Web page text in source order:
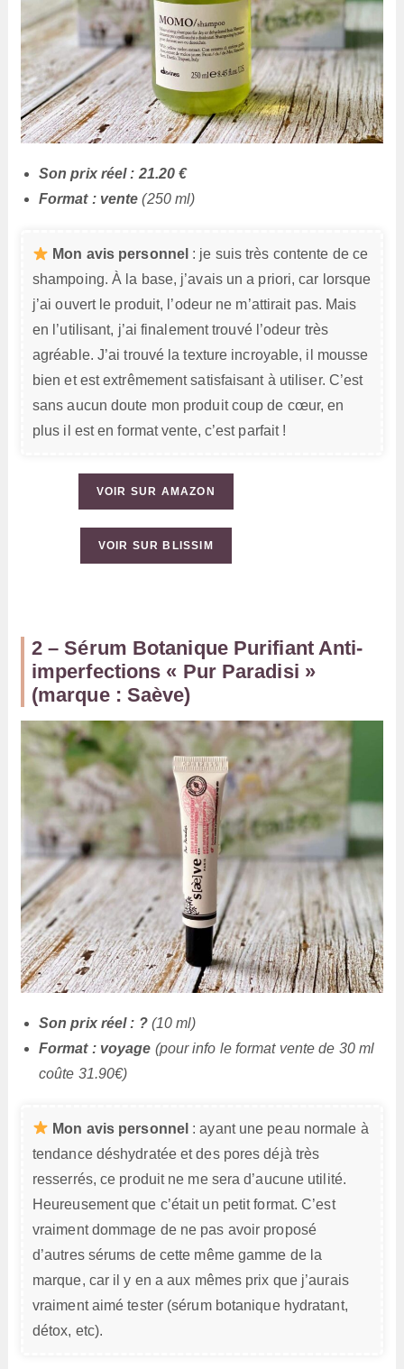
Son prix réel : 21.20 €
Format : vente(250 ml)
Mon avis personnel : je suis très contente de ce
shampoing. À la base, j’avais un a priori, car lorsque
j’ai ouvert le produit, l’odeur ne m’attirait pas. Mais
en l’utilisant, j’ai finalement trouvé l’odeur très
agréable. J’ai trouvé la texture incroyable, il mousse
bien et est extrêmement satisfaisant à utiliser. C’est
sans aucun doute mon produit coup de cœur, en
plus il est en format vente, c’est parfait !
VOIR SUR AMAZON
VOIR SUR BLISSIM
2 – Sérum Botanique Purifiant Anti-
imperfections « Pur Paradisi »
(marque : Saève)
Son prix réel : ?(10 ml)
Format : voyage (pour info le format vente de 30 ml
coûte 31.90€)
Mon avis personnel : ayant une peau normale à
tendance déshydratée et des pores déjà très
resserrés, ce produit ne me sera d’aucune utilité.
Heureusement que c’était un petit format. C’est
vraiment dommage de ne pas avoir proposé
d’autres sérums de cette même gamme de la
marque, car il y en a aux mêmes prix que j’aurais
vraiment aimé tester (sérum botanique hydratant,
détox, etc).